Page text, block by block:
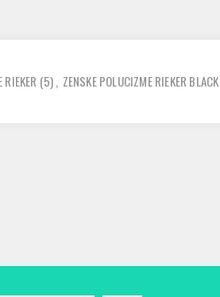
(5), ZENSKE POLUCIZME RIEKER BLACK